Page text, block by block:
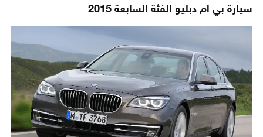
سيارة بي ام دبليو الفئة السابعة 2015